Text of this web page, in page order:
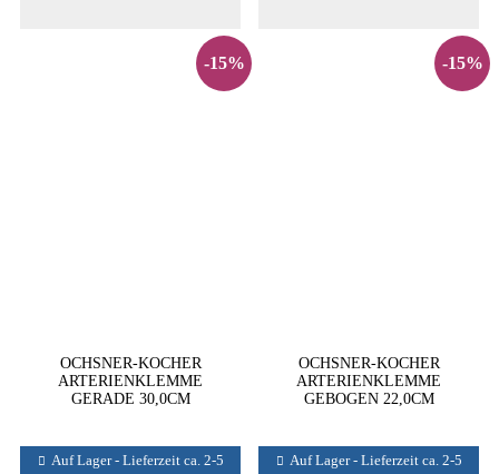
-15%
OCHSNER-KOCHER
ARTERIENKLEMME
GERADE 30,0CM
Auf Lager - Lieferzeit ca. 2-5
-15%
OCHSNER-KOCHER
ARTERIENKLEMME
GEBOGEN 22,0CM
Auf Lager - Lieferzeit ca. 2-5